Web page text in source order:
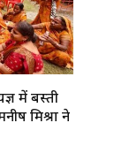
में बस्ती
मिश्रा ने